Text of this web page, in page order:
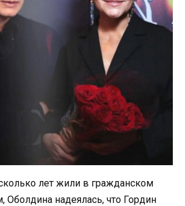
лет жили в гражданском
Оболдина надеялась, что Гордин